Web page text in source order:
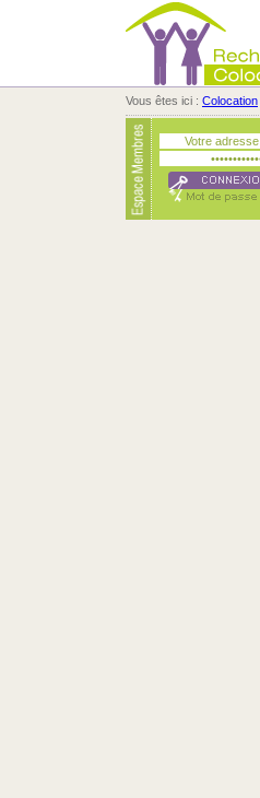
Vous êtes ici : Colocation